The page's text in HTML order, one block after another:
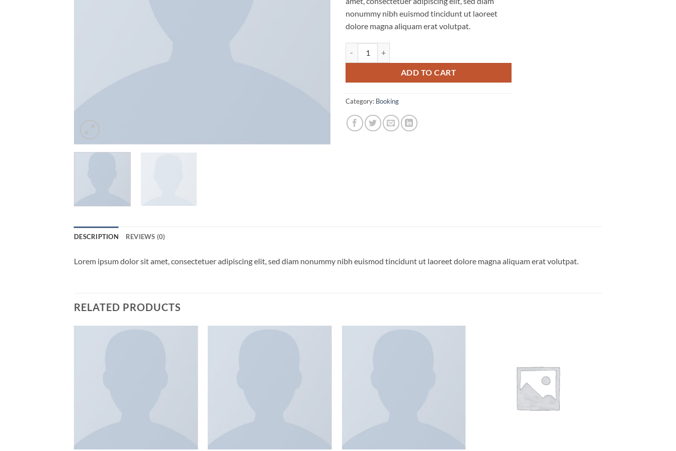
nonummy nibh euismod tincidunt ut laoreet
dolore magna aliquam erat volutpat.
ADD TO CART
Category: Booking
DESCRIPTION REVIEWS (0)
Lorem ipsum dolor sit amet, consectetuer adipiscing elit, sed diam nonummy nibh euismod tincidunt ut laoreet dolore magna aliquam erat volutpat.
RELATED PRODUCTS